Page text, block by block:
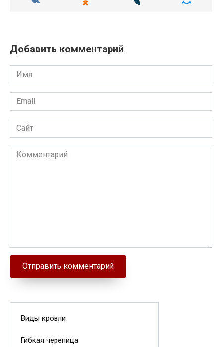
Добавить комментарий
Имя
Email
Сайт
Комментарий
Виды кровли
Гибкая черепица